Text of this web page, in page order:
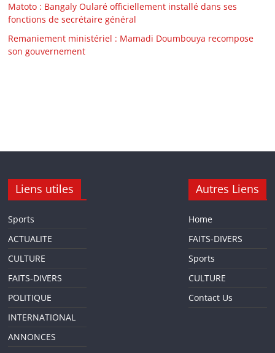
Matoto : Bangaly Oularé officiellement installé dans ses
fonctions de secrétaire général
Remaniement ministériel : Mamadi Doumbouya recompose
son gouvernement
Liens utiles
Sports
ACTUALITE
CULTURE
FAITS-DIVERS
POLITIQUE
INTERNATIONAL
ANNONCES
Autres Liens
Home
FAITS-DIVERS
Sports
CULTURE
Contact Us